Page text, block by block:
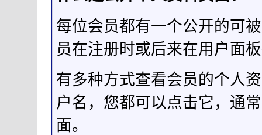
每位会员都有一个公开的可
员在注册时或后来在用户面
有多种方式查看会员的个人
户名，您都可以点击它，通
面。